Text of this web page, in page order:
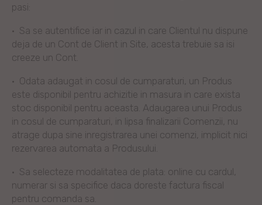
pasi:
· Sa se autentifice iar in cazul in care Clientul nu dispune
deja de un Cont de Client in Site, acesta trebuie sa isi
creeze un Cont.
· Odata adaugat in cosul de cumparaturi, un Produs
este disponibil pentru achizitie in masura in care exista
stoc disponibil pentru aceasta. Adaugarea unui Produs
in cosul de cumparaturi, in lipsa finalizarii Comenzii, nu
atrage dupa sine inregistrarea unei comenzi, implicit nici
rezervarea automata a Produsului.
· Sa selecteze modalitatea de plata: online cu cardul,
numerar si sa specifice daca doreste factura fiscal
pentru comanda sa.